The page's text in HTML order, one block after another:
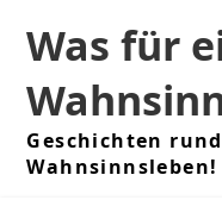
content
Was für
Geschichten
Wahnsinnsleben!